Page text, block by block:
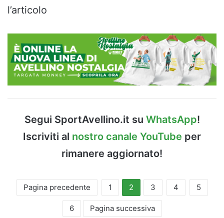
l’articolo
Segui SportAvellino.it su WhatsApp!
Iscriviti al nostro canale YouTube per
rimanere aggiornato!
Pagina precedente 1 2 3 4 5
6 Pagina successiva